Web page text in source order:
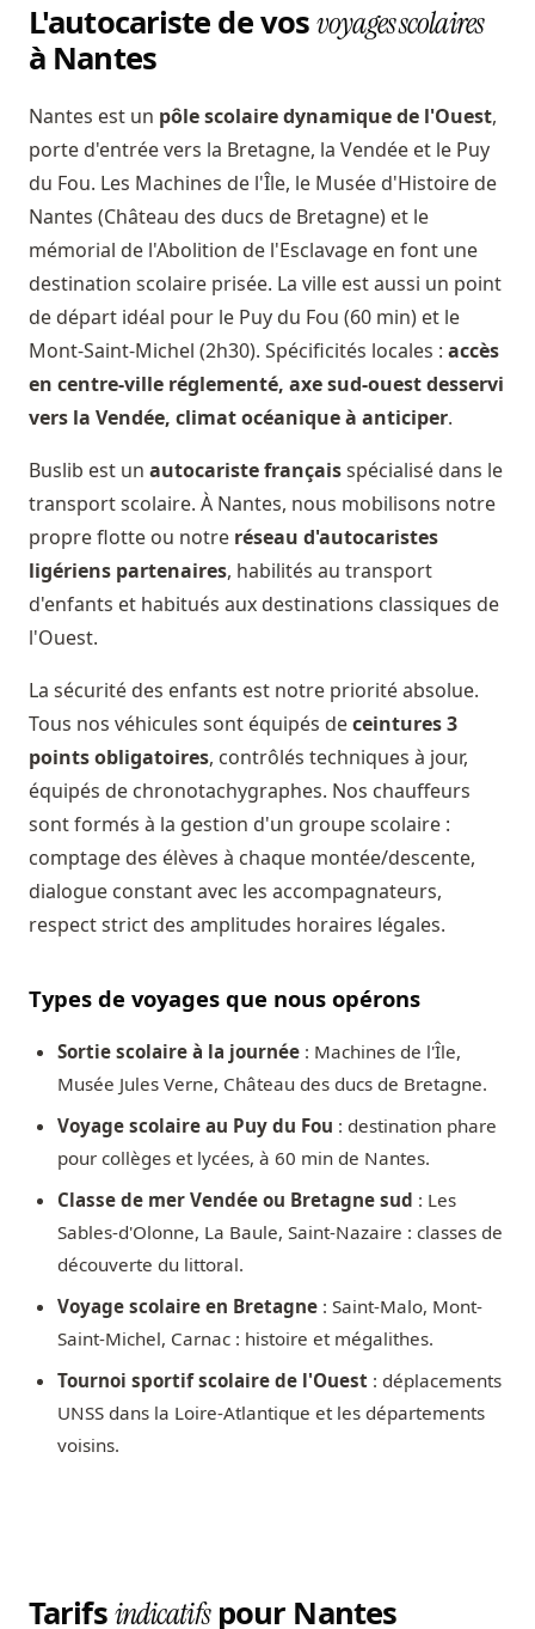
L'autocariste de vosvoyages scolaires
à Nantes
Nantes est un pôle scolaire dynamique de l'Ouest,
porte d'entrée vers la Bretagne, la Vendée et le Puy
du Fou. Les Machines de l'Île, le Musée d'Histoire de
Nantes (Château des ducs de Bretagne) et le
mémorial de l'Abolition de l'Esclavage en font une
destination scolaire prisée. La ville est aussi un point
de départ idéal pour le Puy du Fou (60 min) et le
Mont-Saint-Michel (2h30). Spécificités locales : accès
en centre-ville réglementé, axe sud-ouest desservi
vers la Vendée, climat océanique à anticiper.
Buslib est un autocariste françaisspécialisé dans le
transport scolaire. À Nantes, nous mobilisons notre
propre flotte ou notre réseau d'autocaristes
ligériens partenaires, habilités au transport
d'enfants et habitués aux destinations classiques de
l'Ouest.
La sécurité des enfants est notre priorité absolue.
Tous nos véhicules sont équipés deceintures 3
points obligatoires, contrôlés techniques à jour,
équipés de chronotachygraphes. Nos chauffeurs
sont formés à la gestion d'un groupe scolaire :
comptage des élèves à chaque montée/descente,
dialogue constant avec les accompagnateurs,
respect strict des amplitudes horaires légales.
Types de voyages que nous opérons
Sortie scolaire à la journée : Machines de l'Île,
Musée Jules Verne, Château des ducs de Bretagne.
Voyage scolaire au Puy du Fou : destination phare
pour collèges et lycées, à 60 min de Nantes.
Classe de mer Vendée ou Bretagne sud : Les
Sables-d'Olonne, La Baule, Saint-Nazaire : classes de
découverte du littoral.
Voyage scolaire en Bretagne : Saint-Malo, Mont-
Saint-Michel, Carnac : histoire et mégalithes.
Tournoi sportif scolaire de l'Ouest : déplacements
UNSS dans la Loire-Atlantique et les départements
voisins.
Tarifsindicatifspour Nantes